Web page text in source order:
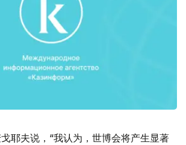
耶夫说，“我认为，世博会将产生显著